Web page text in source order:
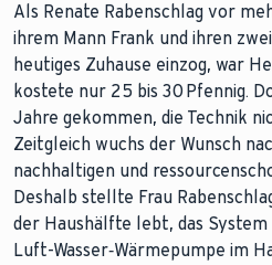
Als Renate Rabenschlag vor
ihrem Mann Frank und ihren
heutiges Zuhause einzog, war
kostete nur 25 bis 30 Pfennig.
Jahre gekommen, die Technik
Zeitgleich wuchs der Wunsch
nachhaltigen und
Deshalb stellte Frau
der Haushälfte lebt, das
Luft-Wasser‑Wärmepumpe im